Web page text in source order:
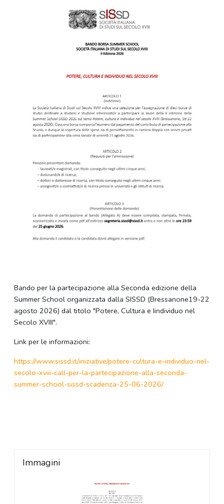
Bando per la partecipazione alla Seconda edizione della
Summer School organizzata dalla SISSD (Bressanone19-22
agosto 2026) dal titolo "Potere, Cultura e Iindividuo nel
Secolo XVIII".
Link per le informazioni:
https://www.sissd.it/iniziative/potere-cultura-e-individuo-nel-
secolo-xviii-call-per-la-partecipazione-alla-seconda-
summer-school-sissd-scadenza-25-06-2026/
Immagini